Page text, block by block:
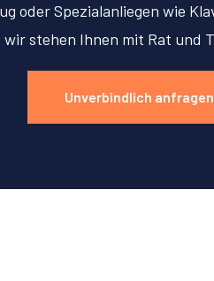
oder Spezialanliegen wie
wir stehen Ihnen mit Rat und
Unverbindlich